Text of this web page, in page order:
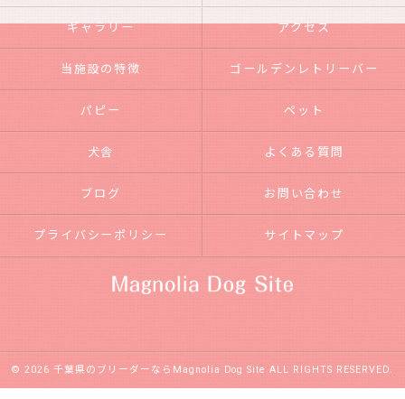
ギャラリー アクセス
当施設の特徴 ゴールデンレトリーバー
パピー ペット
犬舎 よくある質問
ブログ お問い合わせ
プライバシーポリシー サイトマップ
© 2026 千葉県のブリーダーならMagnolia Dog Site ALL RIGHTS RESERVED.